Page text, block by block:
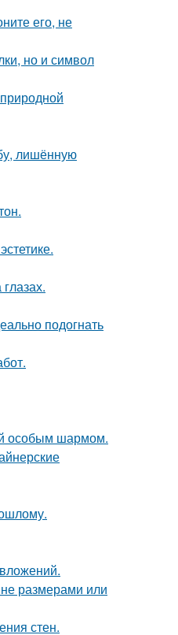
его, не
но и символ
лишённую
подогнать
особым шармом.
размерами или
стен.